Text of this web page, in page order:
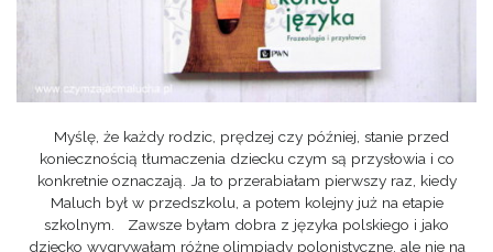
Myślę, że każdy rodzic, prędzej czy później, stanie przed
koniecznością tłumaczenia dziecku czym są przysłowia i co
konkretnie oznaczają. Ja to przerabiałam pierwszy raz, kiedy
Maluch był w przedszkolu, a potem kolejny już na etapie
szkolnym. Zawsze byłam dobra z języka polskiego i jako
dziecko wygrywałam różne olimpiady polonistyczne, ale nie na